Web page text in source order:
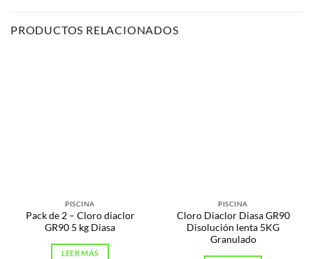
PRODUCTOS RELACIONADOS
PISCINA
Pack de 2 – Cloro diaclor
GR90 5 kg Diasa
LEER MÁS
PISCINA
Cloro Diaclor Diasa GR90
Disolución lenta 5KG
Granulado